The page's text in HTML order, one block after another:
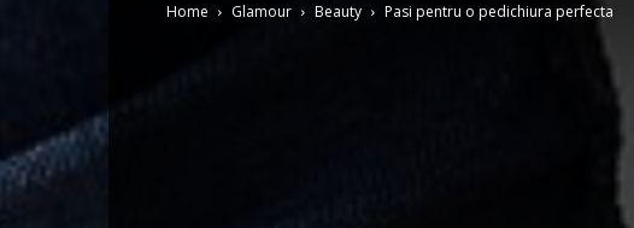
Albe
Home Glamour Beauty Pasi pentru o pedichiura perfecta